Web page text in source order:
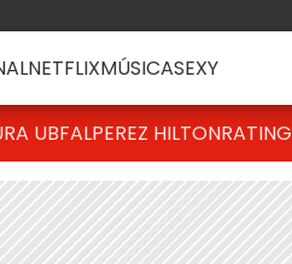
NETFLIXMÚSICASEXY
UBFALPEREZ HILTONRATING